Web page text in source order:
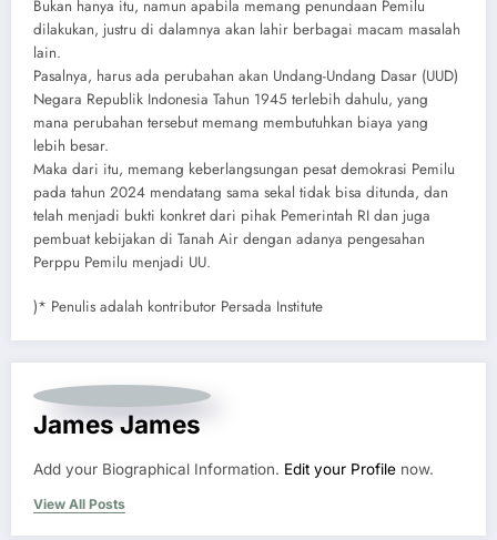
Bukan hanya itu, namun apabila memang penundaan Pemilu
dilakukan, justru di dalamnya akan lahir berbagai macam masalah
lain.
Pasalnya, harus ada perubahan akan Undang-Undang Dasar (UUD)
Negara Republik Indonesia Tahun 1945 terlebih dahulu, yang
mana perubahan tersebut memang membutuhkan biaya yang
lebih besar.
Maka dari itu, memang keberlangsungan pesat demokrasi Pemilu
pada tahun 2024 mendatang sama sekal tidak bisa ditunda, dan
telah menjadi bukti konkret dari pihak Pemerintah RI dan juga
pembuat kebijakan di Tanah Air dengan adanya pengesahan
Perppu Pemilu menjadi UU.
)* Penulis adalah kontributor Persada Institute
James James
Add your Biographical Information. Edit your Profile now.
View All Posts